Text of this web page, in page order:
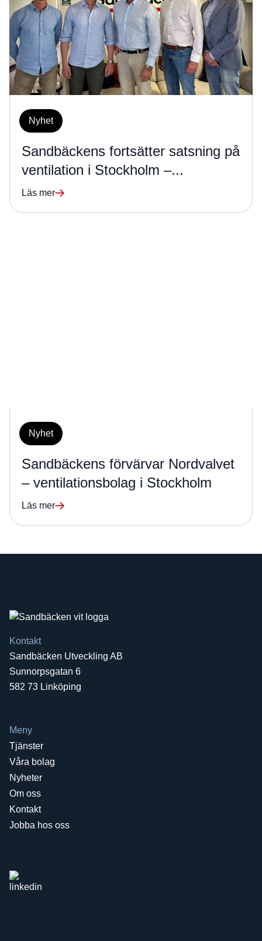
Nyhet
Sandbäckens fortsätter satsning på
ventilation i Stockholm –...
Läs mer
Nyhet
Sandbäckens förvärvar Nordvalvet
– ventilationsbolag i Stockholm
Läs mer
Kontakt
Sandbäcken Utveckling AB
Sunnorpsgatan 6
582 73 Linköping
Meny
Tjänster
Våra bolag
Nyheter
Om oss
Kontakt
Jobba hos oss